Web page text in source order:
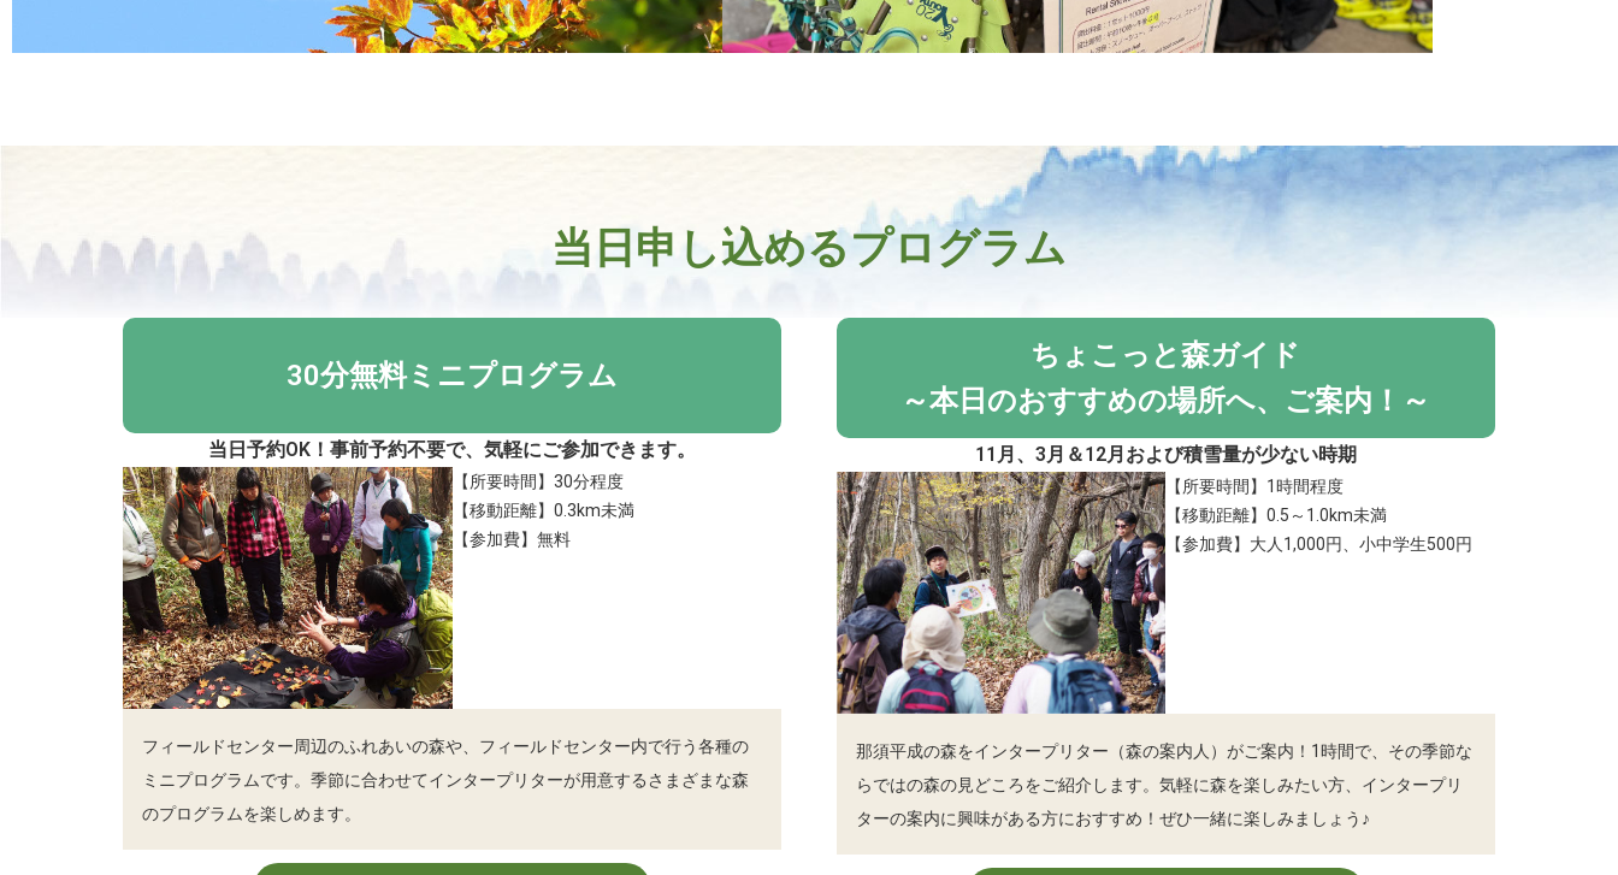
当日申し込めるプログラム
30分無料ミニプログラム
当日予約OK！事前予約不要で、気軽にご参加できます。
【所要時間】30分程度
【移動距離】0.3km未満
【参加費】無料
フィールドセンター周辺のふれあいの森や、フィールドセンター内で行う各種の
ミニプログラムです。季節に合わせてインタープリターが用意するさまざまな森
のプログラムを楽しめます。
ちょこっと森ガイド
～本日のおすすめの場所へ、ご案内！～
11月、3月＆12月および積雪量が少ない時期
【所要時間】1時間程度
【移動距離】0.5～1.0km未満
【参加費】大人1,000円、小中学生500円
那須平成の森をインタープリター（森の案内人）がご案内！1時間で、その季節な
らではの森の見どころをご紹介します。気軽に森を楽しみたい方、インタープリ
ターの案内に興味がある方におすすめ！ぜひ一緒に楽しみましょう♪